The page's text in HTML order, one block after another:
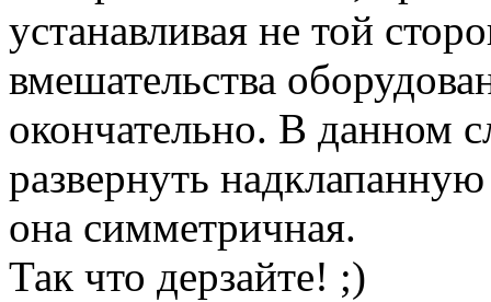
устанавливая не той
вмешательства
окончательно. В данном
развернуть
она симметричная.
Так что дерзайте! ;)